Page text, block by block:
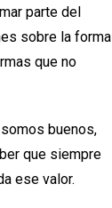
parte del
sobre la forma
que no
buenos,
que siempre
ese valor.